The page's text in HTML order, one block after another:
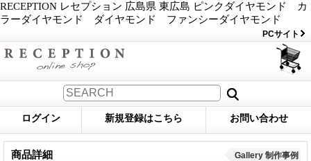
RECEPTION レセプション 広島県 東広島 ピンクダイヤモンド カ
ラーダイヤモンド ダイヤモンド ファンシーダイヤモンド
PCサイト
ログイン 新規登録はこちら お問い合わせ
商品詳細 Gallery 制作事例